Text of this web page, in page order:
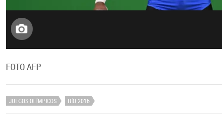
FOTO AFP
JUEGOS OLÍMPICOS RÍO 2016